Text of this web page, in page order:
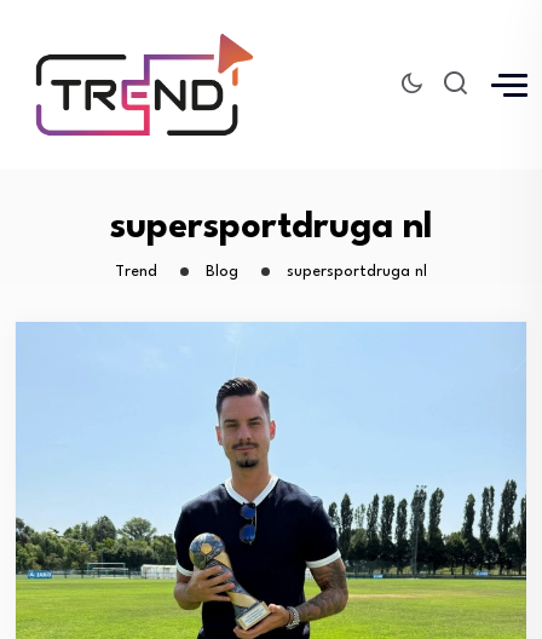
supersportdruga nl
Trend Blog supersportdruga nl